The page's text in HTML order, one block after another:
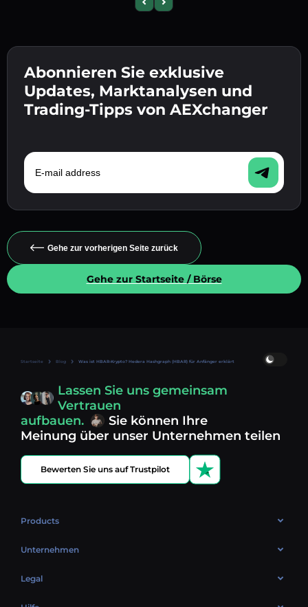
Previous slide
Next slide
Abonnieren Sie exklusive
Updates, Marktanalysen und
Trading-Tipps von AEXchanger
E-mail address
Gehe zur vorherigen Seite zurück
Gehe zur Startseite / Börse
Startseite Blog Was ist HBAR-Krypto? Hedera Hashgraph (HBAR) für Anfänger erklärt
Lassen Sie uns gemeinsam
Vertrauen
aufbauen.
Sie können Ihre
Meinung über unser Unternehmen teilen
Bewerten Sie uns auf Trustpilot
Products
OTC
Unternehmen
Über uns
Legal
Cookie-Richtlinie